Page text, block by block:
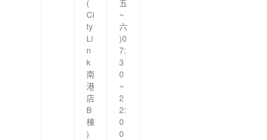
Ci
ty
Li
n
k
南
港
店
B
棟
)
~
六
)0
7:
3
0
~
2
2:
0
0